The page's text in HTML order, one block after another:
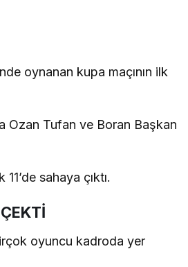
oynanan kupa maçının ilk
Ozan Tufan ve Boran Başkan
sahaya çıktı.
oyuncu kadroda yer